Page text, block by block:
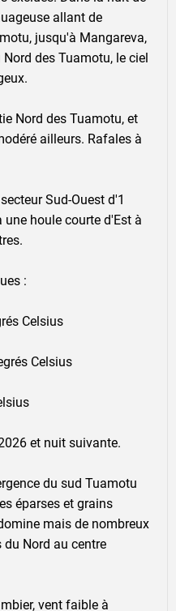
allant de
jusqu'à Mangareva,
des Tuamotu, le ciel
Nord des Tuamotu, et
ailleurs. Rafales à
Sud-Ouest d'1
une houle courte d'Est à
:
Celsius
Celsius
et nuit suivante.
du sud Tuamotu
éparses et grains
mais de nombreux
Nord au centre
vent faible à